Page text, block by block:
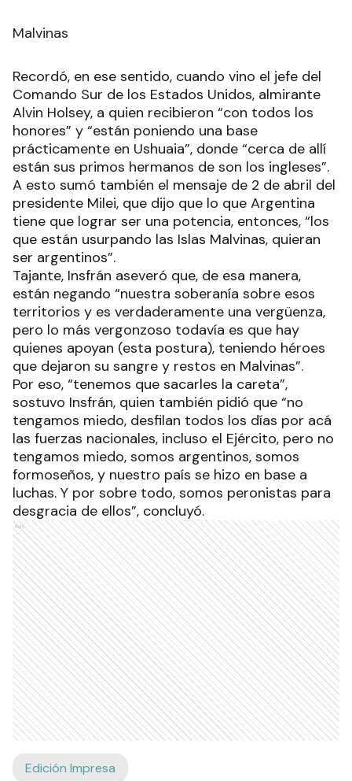
Malvinas
Recordó, en ese sentido, cuando vino el jefe del
Comando Sur de los Estados Unidos, almirante
Alvin Holsey, a quien recibieron “con todos los
honores” y “están poniendo una base
prácticamente en Ushuaia”, donde “cerca de allí
están sus primos hermanos de son los ingleses”.
A esto sumó también el mensaje de 2 de abril del
presidente Milei, que dijo que lo que Argentina
tiene que lograr ser una potencia, entonces, “los
que están usurpando las Islas Malvinas, quieran
ser argentinos”.
Tajante, Insfrán aseveró que, de esa manera,
están negando “nuestra soberanía sobre esos
territorios y es verdaderamente una vergüenza,
pero lo más vergonzoso todavía es que hay
quienes apoyan (esta postura), teniendo héroes
que dejaron su sangre y restos en Malvinas”.
Por eso, “tenemos que sacarles la careta”,
sostuvo Insfrán, quien también pidió que “no
tengamos miedo, desfilan todos los días por acá
las fuerzas nacionales, incluso el Ejército, pero no
tengamos miedo, somos argentinos, somos
formoseños, y nuestro país se hizo en base a
luchas. Y por sobre todo, somos peronistas para
desgracia de ellos”, concluyó.
Ads
Edición Impresa